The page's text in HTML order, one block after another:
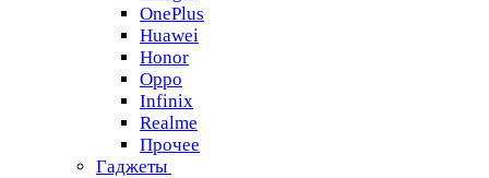
OnePlus
Huawei
Honor
Oppo
Infinix
Realme
Прочее
Гаджеты